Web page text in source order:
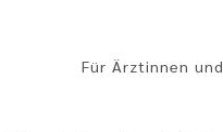
Für Ärztinnen